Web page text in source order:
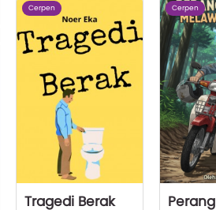
Cerpen
Tragedi Berak
Cerpen